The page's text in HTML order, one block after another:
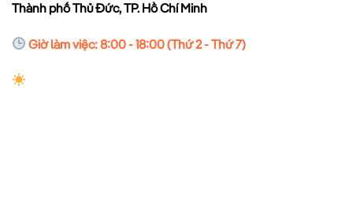
Thành phố Thủ Đức, TP. Hồ Chí Minh
Giờ làm việc: 8:00 - 18:00 (Thứ 2 - Thứ 7)